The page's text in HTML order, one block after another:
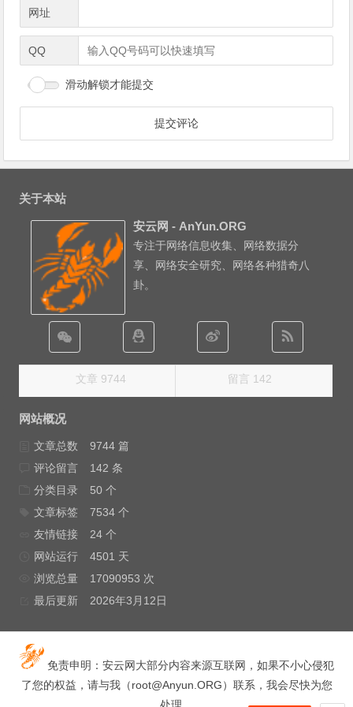
网址
QQ
滑动解锁才能提交
关于本站
安云网 - AnYun.ORG
专注于网络信息收集、网络数据分
享、网络安全研究、网络各种猎奇八
卦。
文章 9744 留言 142
网站概况
文章总数
9744 篇
评论留言
142 条
分类目录
50 个
文章标签
7534 个
友情链接
24 个
网站运行
4501 天
浏览总量
17090953 次
最后更新
2026年3月12日
免责申明：安云网大部分内容来源互联网，如果不小心侵犯
了您的权益，请与我（root@Anyun.ORG）联系，我会尽快为您